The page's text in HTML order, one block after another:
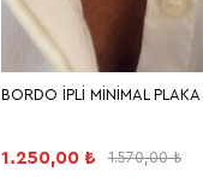
BORDO İPLİ MİNİMAL PLAKA
1.250,00 ₺ 1.570,00 ₺